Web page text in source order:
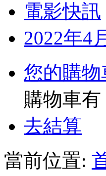
電影快訊
2022年4
您的購
購物車有
去結算
當前位置: